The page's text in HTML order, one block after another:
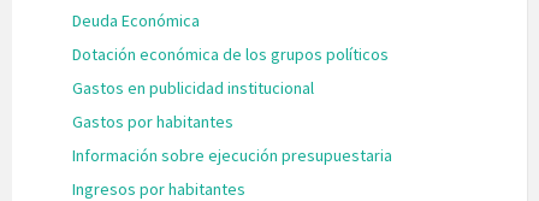
Deuda Económica
Dotación económica de los grupos políticos
Gastos en publicidad institucional
Gastos por habitantes
Información sobre ejecución presupuestaria
Ingresos por habitantes